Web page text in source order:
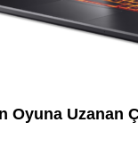
Oyuna Uzanan